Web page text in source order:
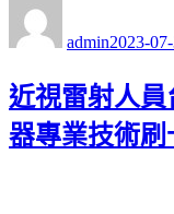
admin佈
期:
2023-07-
近視雷射人
器專業技術刷